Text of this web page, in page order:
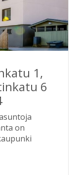
1,
6
on